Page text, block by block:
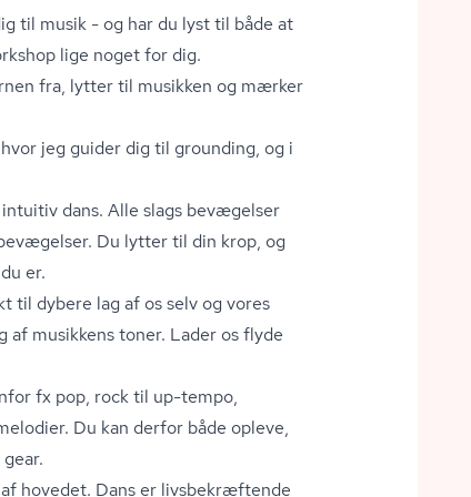
til musik - og har du lyst til både at
lige noget for dig.
fra, lytter til musikken og mærker
jeg guider dig til grounding, og i
dans. Alle slags bevægelser
Du lytter til din krop, og
er.
til dybere lag af os selv og vores
musikkens toner. Lader os flyde
fx pop, rock til up-tempo,
Du kan derfor både opleve,
hovedet. Dans er livs­be­kræf­ten­de